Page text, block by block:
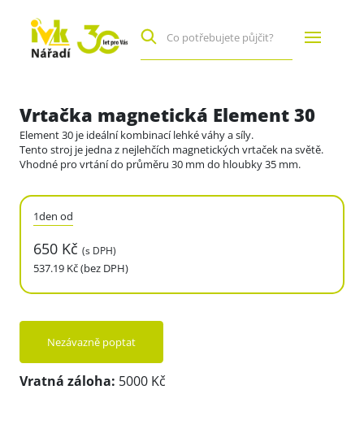
Vrtačka magnetická Element 30
Element 30 je ideální kombinací lehké váhy a síly.
Tento stroj je jedna z nejlehčích magnetických vrtaček na světě.
Vhodné pro vrtání do průměru 30 mm do hloubky 35 mm.
1den od
650 Kč(s DPH)
537.19 Kč (bez DPH)
Nezávazně poptat
Vratná záloha: 5000 Kč